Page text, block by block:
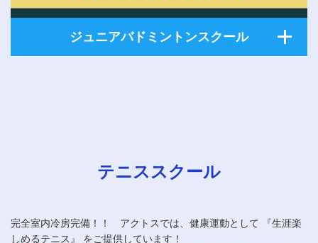
ジュニアバドミントンスクール
テニススクール
完全室内冷房完備！！ アクトスでは、健康運動として 『生涯楽
しめるテニス』 をご提供しています！